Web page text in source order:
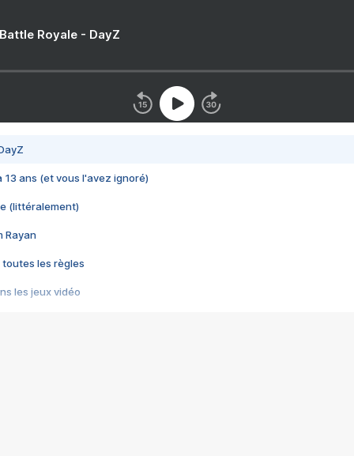
Royale - DayZ
13 ans (et vous l'avez ignoré)
(littéralement)
Rayan
toutes les règles
les jeux vidéo